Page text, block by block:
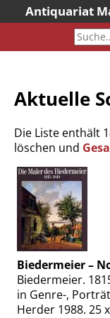
Antiquariat
Aktuelles
Neueingänge
Gesamtbestand
Katalogarchiv
Newsletter
Über uns
Kontakt
Warenkorb
Versandkosten
AGB
Aktuelle
Die Liste enthält
löschen und
Biedermeier –
Biedermeier.
in Genre-,
Herder 1988. 25